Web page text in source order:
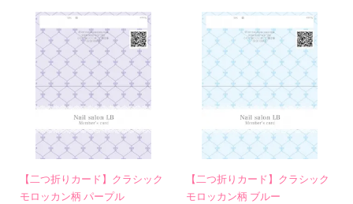
【二つ折りカード】クラシック
モロッカン柄 パープル
【二つ折りカード】クラシック
モロッカン柄 ブルー